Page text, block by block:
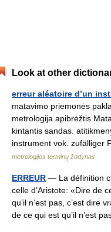
Look at other
erreur aléatoire d’un
matavimo priemonės
metrologija apibrėžtis
kintantis sandas.
instrument vok.
metrologijos terminų žodynas
ERREUR — La définition
celle d’Aristote: «Dire de
qu’il n’est pas, c’est dire
de ce qui est qu’il n’est